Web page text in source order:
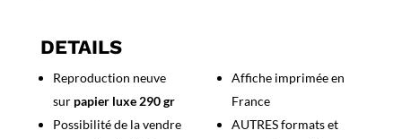
Vous
la
Cavalerie
DETAILS
Reproduction neuve
sur papier luxe 290 gr
Possibilité de la vendre
Affiche imprimée en
France
AUTRES formats et